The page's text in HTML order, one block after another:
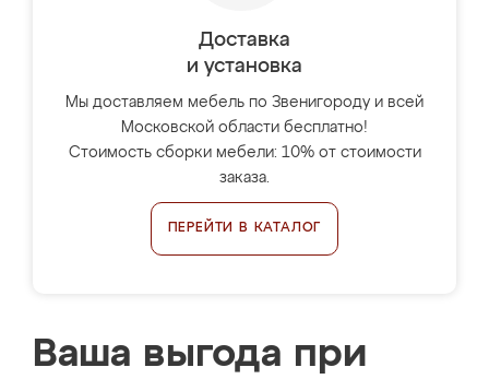
Доставка
и установка
Мы доставляем мебель по Звенигороду и всей
Московской области бесплатно!
Стоимость сборки мебели: 10% от стоимости
заказа.
ПЕРЕЙТИ В КАТАЛОГ
Ваша выгода при